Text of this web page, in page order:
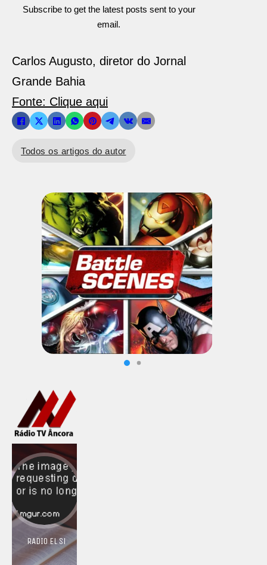
Subscribe to get the latest posts sent to your
email.
Carlos Augusto, diretor do Jornal
Grande Bahia
Fonte: Clique aqui
Todos os artigos do autor